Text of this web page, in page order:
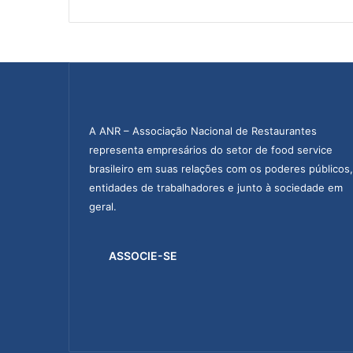
A ANR – Associação Nacional de Restaurantes
representa empresários do setor de food service
brasileiro em suas relações com os poderes públicos,
entidades de trabalhadores e junto à sociedade em
geral.
ASSOCIE-SE